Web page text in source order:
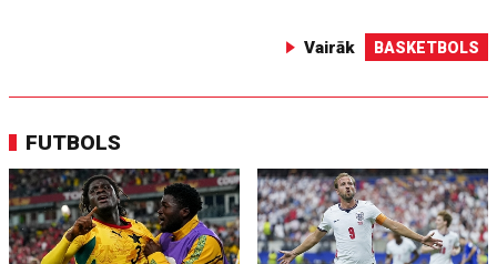
Vairāk BASKETBOLS
FUTBOLS